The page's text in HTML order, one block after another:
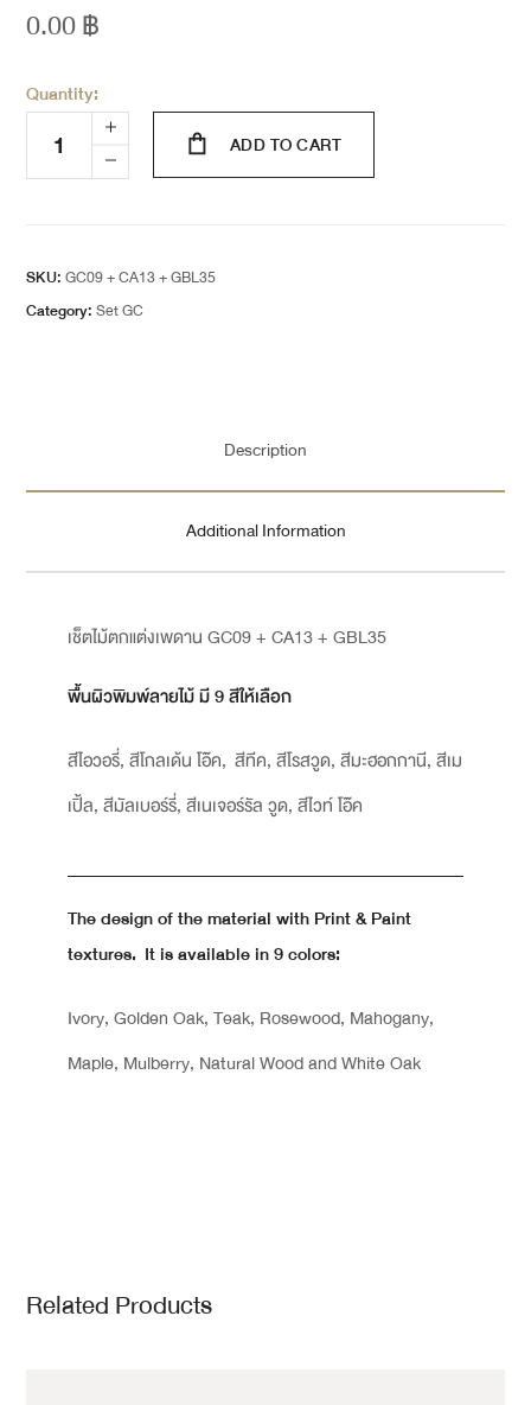
0.00฿
Quantity:
ADD TO CART
SKU:GC09 + CA13 + GBL35
Category:Set GC
Description
Additional Information
เช็ตไม้ตกแต่งเพดาน GC09 + CA13 + GBL35
พื้นผิวพิมพ์ลายไม้ มี 9 สีให้เลือก
สีไอวอรี่, สีโกลเด้น โอ๊ค, สีทีค, สีโรสวูด, สีมะฮอกกานี, สีเม
เปิ้ล, สีมัลเบอร์รี่, สีเนเจอร์รัล วูด, สีไวท์ โอ๊ค
The design of the material with Print & Paint
textures. It is available in 9 colors:
Ivory, Golden Oak, Teak, Rosewood, Mahogany,
Maple, Mulberry, Natural Wood and White Oak
Related Products